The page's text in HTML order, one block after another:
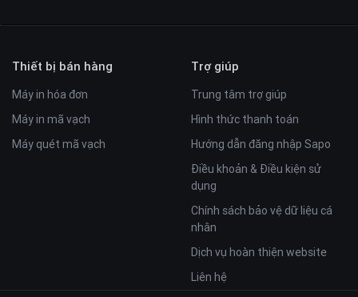
Thiết bị bán hàng
Máy in hóa đơn
Máy in mã vạch
Máy quét mã vạch
Trợ giúp
Trung tâm trợ giúp
Hình thức thanh toán
Hướng dẫn đăng nhập Sapo
Điều khoản & Điều kiện sử
dụng
Chính sách bảo vệ dữ liệu cá
nhân
Dịch vụ hoàn thiện website
Liên hệ